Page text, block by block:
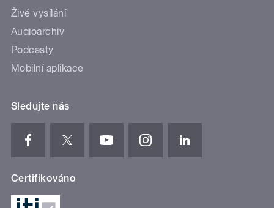
Živé vysílání
Audioarchiv
Podcasty
Mobilní aplikace
Sledujte nás
Certifikováno